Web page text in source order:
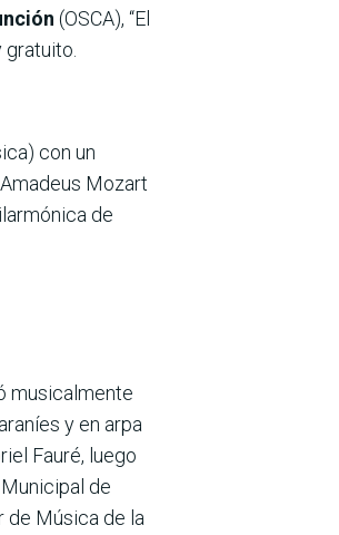
(OSCA), “El
gratuito.
con un
Mozart
de
musicalmente
y en arpa
Fauré, luego
de
de Música de la